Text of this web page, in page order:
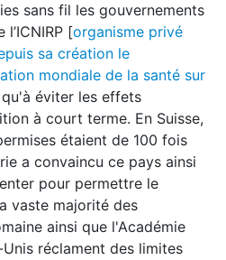
sans fil les gouvernements
[organisme privé
sa création le
mondiale de la santé sur
éviter les effets
à court terme. En Suisse,
étaient de 100 fois
a convaincu ce pays ainsi
pour permettre le
vaste majorité des
ainsi que l'Académie
réclament des limites